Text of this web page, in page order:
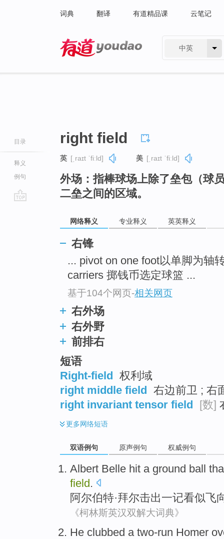
词典 翻译 有道精品课 云笔记
中英
目录
释义
例句
right field
英 [ˌraɪt ˈfiːld] 美 [ˌraɪt ˈfiːld]
外场：指棒球场上除了垒包（球
二垒之间的区域。
网络释义 专业释义 英英释义
右锋
... pivot on one foot以单脚为轴
carriers 掷钱币选定球篮 ...
基于104个网页-相关网页
右外场
右外野
前排右
短语
Right-field 权利域
right middle field 右边前卫 ; 右
right invariant tensor field [数]
更多网络短语
双语例句 原声例句 权威例句
Albert Belle hit a ground ball
field.
阿尔伯特·拜尔击出一记看似飞
《柯林斯英汉双解大词典》
He clubbed a two-run Homer